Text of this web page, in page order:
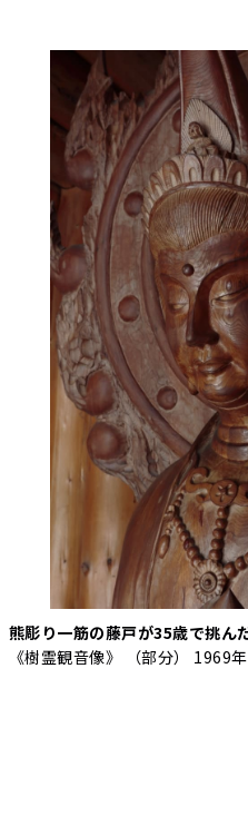
熊彫り一筋の藤戸が35歳で挑ん
《樹霊観音像》 （部分） 1969